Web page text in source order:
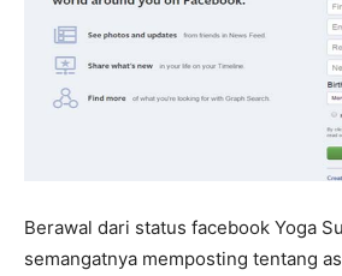
Berawal dari status facebook Yoga
semangatnya memposting tentang